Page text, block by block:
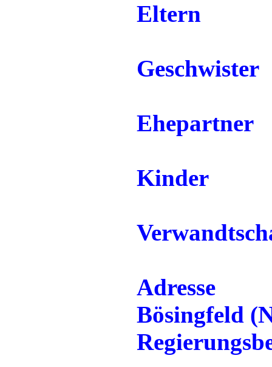
Eltern
Geschwister
Ehepartner
Kinder
Adresse
Bösingfeld